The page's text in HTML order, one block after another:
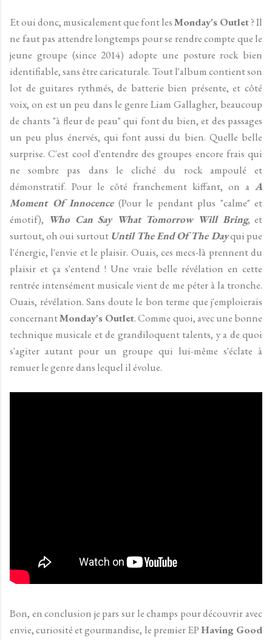
Et oui donc, musicalement que font lesMonday's Outlet? Il
ne faut pas attendre longtemps pour se rendre compte que le
jeune groupe (since 2014) adopte une posture rock bien
identifiable, sans être caricaturale. Tout l'album contient son
lot de guitares rythmés, de batterie bien présente, et côté
voix, on est un peu dans le genre Liam Gallagher, beaucoup
de chants "à fleur de peau" qui font du bien, et des passages
un peu plus énervés, qui font aussi du bien. Quelle belle
surprise. C'est cool d'entendre des groupes encore frais qui
ne sombre pas dans le cliché du rock ampoulé et
démonstratif. Pour le côté franchement kiffant, on a A
Moment Of Innocence(Pour le pendant plus "calme" et
émotif), Who Can Say What Tomorrow Will Bring, et
surtout, oh oui surtout Until The End Of The Dayqui pue
l'énergie, l'envie et le plaisir. Ouais, ces mecs-là prennent du
plaisir et ça s'entend ! Une vraie belle révélation en cette
rentrée intensément musicale vient de me péter à la tronche.
Ouais, révélation. Sans doute le bon terme que j'emploierais
concernantMonday's Outlet. Comme quoi, avec une bonne
technique musicale et de grandiloquent talents, y a de quoi
s'agiter autant pour un groupe qui lui-même s'éclate à
remuer le genre dans lequel il évolue.
Bon, en conclusion je pars sur le champs pour découvrir avec
envie, curiosité et gourmandise, le premier EP Having Good